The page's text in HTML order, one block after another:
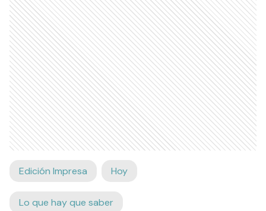
Edición Impresa Hoy
Lo que hay que saber